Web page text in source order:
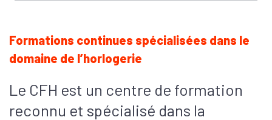
Formations continues spécialisées dans le
domaine de l’horlogerie
Le CFH est un centre de formation
reconnu et spécialisé dans la